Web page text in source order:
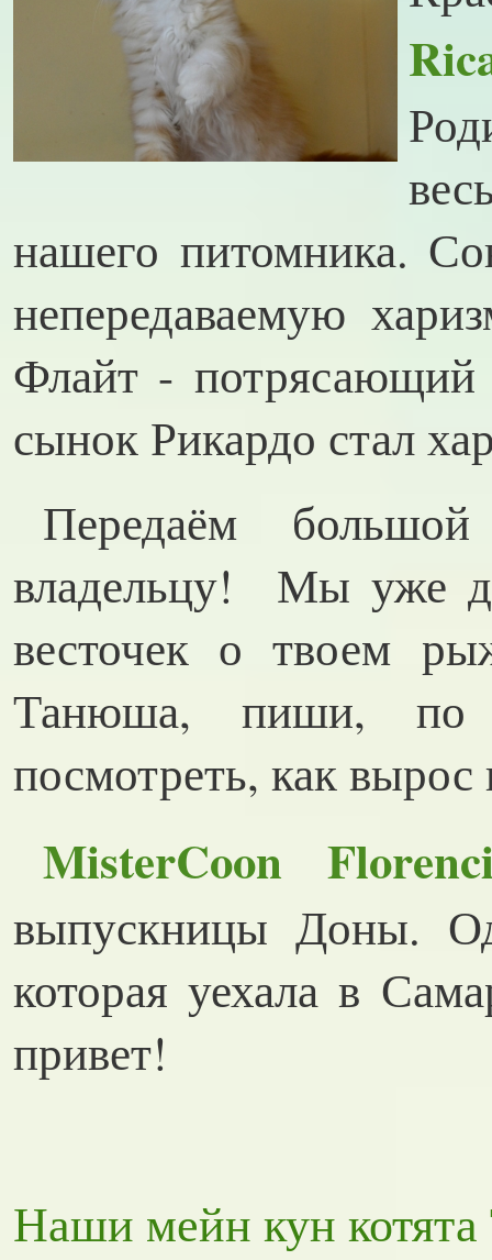
нашего питомника.
непередаваемую
Флайт - потрясающий
сынок Рикардо стал
Передаём
владельцу! Мы уже
весточек о твоем
Танюша, пиши, по
посмотреть, как
MisterCoon
выпускницы Доны.
которая уехала в
привет!
Наши мейн кун котята